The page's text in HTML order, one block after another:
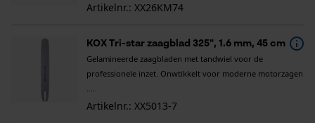
Artikelnr.: XX26KM74
KOX Tri-star zaagblad 325", 1.6 mm, 45 cm
Gelamineerde zaagbladen met tandwiel voor de
professionele inzet. Onwtikkelt voor moderne motorzagen
.....
Artikelnr.: XX5013-7